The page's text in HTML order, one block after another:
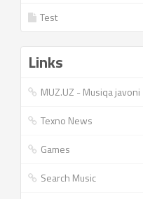
Test
Links
MUZ.UZ - Musiqa javoni
Texno News
Games
Search Music